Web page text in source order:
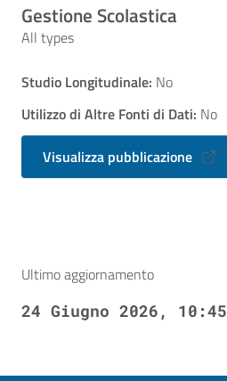
Gestione Scolastica
All types
Studio Longitudinale: No
Utilizzo di Altre Fonti di Dati: No
Visualizza pubblicazione
Ultimo aggiornamento
24 Giugno 2026, 10:45